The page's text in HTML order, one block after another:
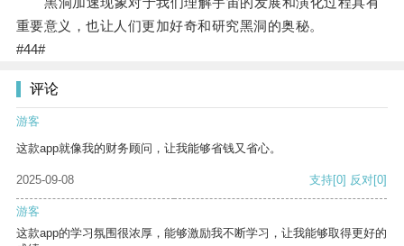
重要意义，也让人们更加好奇和研究黑洞的奥秘。
#44#
评论
游客
这款app就像我的财务顾问，让我能够省钱又省心。
2025-09-08 支持[0] 反对[0]
游客
这款app的学习氛围很浓厚，能够激励我不断学习，让我能够取得更好的